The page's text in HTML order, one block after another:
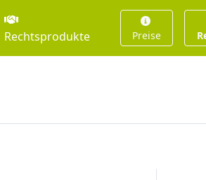
Rechtsprodukte Preise